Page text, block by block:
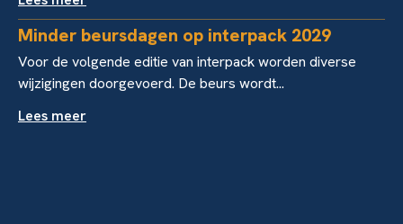
Minder beursdagen op interpack 2029
Voor de volgende editie van interpack worden diverse
wijzigingen doorgevoerd. De beurs wordt...
Lees meer